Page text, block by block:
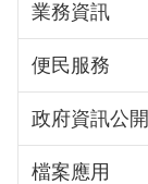
進
訊
息
業務資訊
便民服務
政府資訊公開
檔案應用